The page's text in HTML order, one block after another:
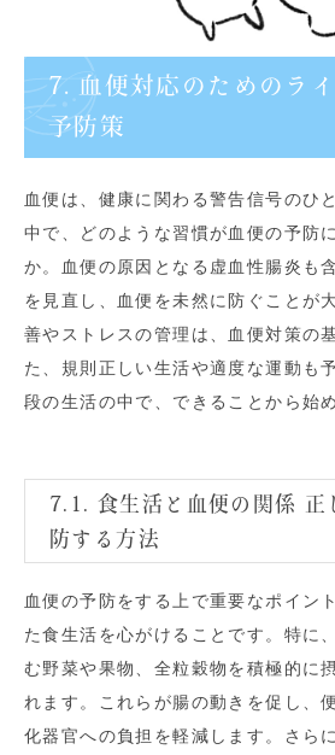
7. 血便対応のためのラ
予防策
血便は、健康に関わる警告信号のひ
中で、どのような習慣が血便の予防
か。血便の原因となる虚血性腸炎も
を見直し、血便を未然に防ぐことが
善やストレスの管理は、血便対策の
た、規則正しい生活や適度な運動も
段の生活の中で、できることから始
7.1. 食生活と血便の関係 正
防する方法
血便の予防をする上で重要なポイン
た食生活を心がけることです。特に
む野菜や果物、全粒穀物を積極的に
れます。これらが腸の動きを促し、
化器官への負担を軽減します。さら